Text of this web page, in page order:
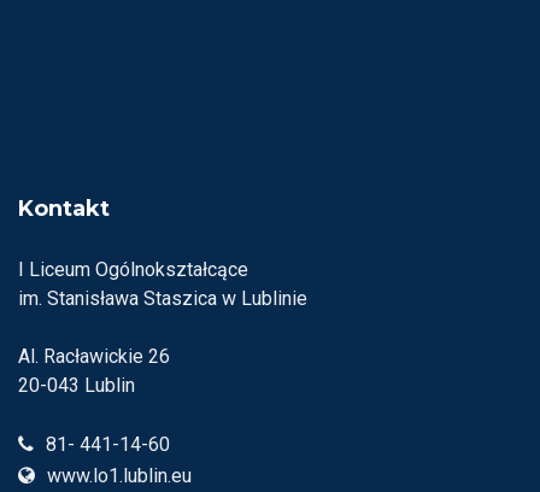
Kontakt
I Liceum Ogólnokształcące
im. Stanisława Staszica w Lublinie
Al. Racławickie 26
20-043 Lublin
81- 441-14-60
www.lo1.lublin.eu